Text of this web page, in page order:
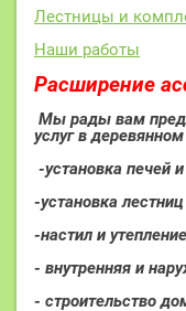
Лестницы и
Наши работы
Расширение
Мы рады вам
услуг в
-установка печей
-установка лестниц
-настил и
- внутренняя и
- строительство